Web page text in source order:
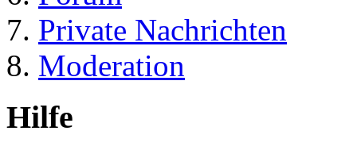
Private Nachrichten
Moderation
Hilfe